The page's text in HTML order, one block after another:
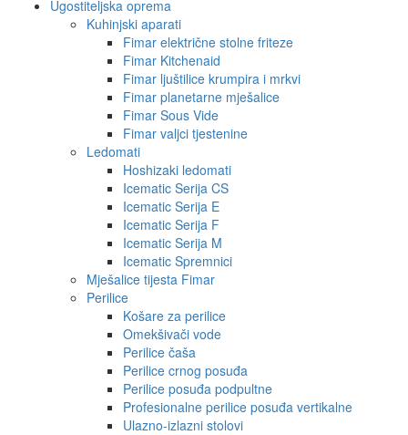
Ugostiteljska oprema
Kuhinjski aparati
Fimar električne stolne friteze
Fimar Kitchenaid
Fimar ljuštilice krumpira i mrkvi
Fimar planetarne mješalice
Fimar Sous Vide
Fimar valjci tjestenine
Ledomati
Hoshizaki ledomati
Icematic Serija CS
Icematic Serija E
Icematic Serija F
Icematic Serija M
Icematic Spremnici
Mješalice tijesta Fimar
Perilice
Košare za perilice
Omekšivači vode
Perilice čaša
Perilice crnog posuđa
Perilice posuđa podpultne
Profesionalne perilice posuđa vertikalne
Ulazno-izlazni stolovi